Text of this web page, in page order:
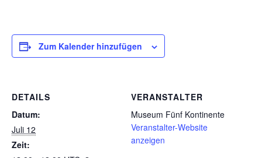
Zum Kalender hinzufügen
DETAILS
Datum:
Juli 12
Zeit:
VERANSTALTER
Museum Fünf Kontinente
Veranstalter-Website
anzeigen